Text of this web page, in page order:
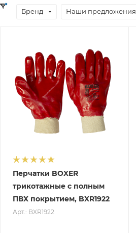
Бренд Наши предложения
Перчатки BOXER
трикотажные с полным
ПВХ покрытием, BXR1922
Арт.: BXR1922